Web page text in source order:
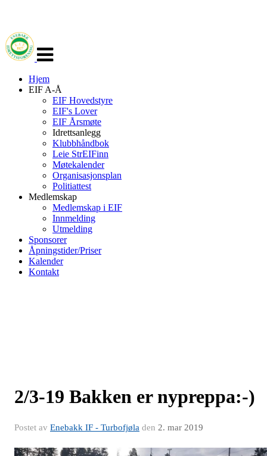
navigasjon
Hjem
EIF A-Å
EIF Hovedstyre
EIF's Lover
EIF Årsmøte
Idrettsanlegg
Klubbhåndbok
Leie StrEIFinn
Møtekalender
Organisasjonsplan
Politiattest
Medlemskap
Medlemskap i EIF
Innmelding
Utmelding
Sponsorer
Åpningstider/Priser
Kalender
Kontakt
2/3-19 Bakken er nypreppa:-)
Postet av Enebakk IF - Turbofjøla den 2. mar 2019